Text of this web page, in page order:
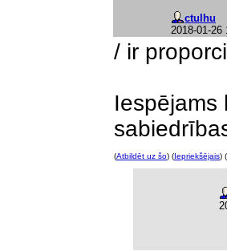
ctulhu
2018-01-26
/ ir
Iespējams
(Atbildēt uz šo) (Iepriekšējais) (